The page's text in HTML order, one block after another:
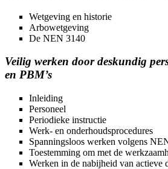
Wetgeving en historie
Arbowetgeving
De NEN 3140
Veilig werken door deskundig
en PBM’s
Inleiding
Personeel
Periodieke instructie
Werk- en onderhoudsprocedures
Spanningsloos werken volgens
Toestemming om met de
Werken in de nabijheid van actieve